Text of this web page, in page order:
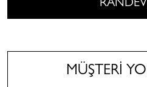
MÜŞTERİ